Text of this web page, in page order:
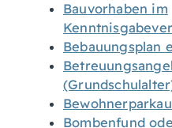
Bauvorhaben im
Bebauungsplan
Bombenfund